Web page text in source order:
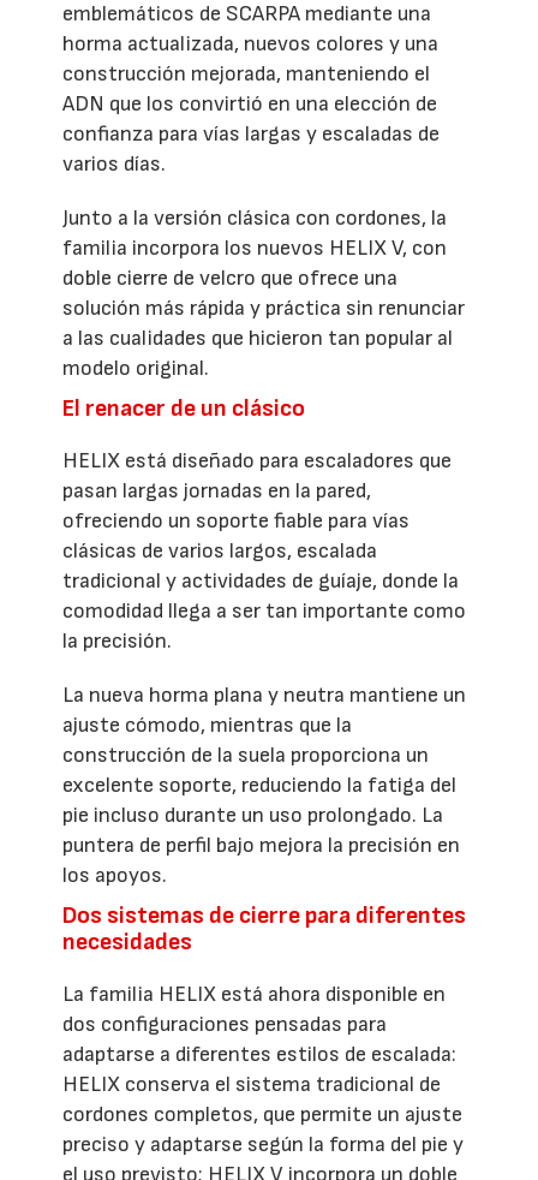
emblemáticos de SCARPA mediante una
horma actualizada, nuevos colores y una
construcción mejorada, manteniendo el
ADN que los convirtió en una elección de
confianza para vías largas y escaladas de
varios días.
Junto a la versión clásica con cordones, la
familia incorpora los nuevos HELIX V, con
doble cierre de velcro que ofrece una
solución más rápida y práctica sin renunciar
a las cualidades que hicieron tan popular al
modelo original.
El renacer de un clásico
HELIX está diseñado para escaladores que
pasan largas jornadas en la pared,
ofreciendo un soporte fiable para vías
clásicas de varios largos, escalada
tradicional y actividades de guíaje, donde la
comodidad llega a ser tan importante como
la precisión.
La nueva horma plana y neutra mantiene un
ajuste cómodo, mientras que la
construcción de la suela proporciona un
excelente soporte, reduciendo la fatiga del
pie incluso durante un uso prolongado. La
puntera de perfil bajo mejora la precisión en
los apoyos.
Dos sistemas de cierre para diferentes
necesidades
La familia HELIX está ahora disponible en
dos configuraciones pensadas para
adaptarse a diferentes estilos de escalada:
HELIX conserva el sistema tradicional de
cordones completos, que permite un ajuste
preciso y adaptarse según la forma del pie y
el uso previsto; HELIX V incorpora un doble